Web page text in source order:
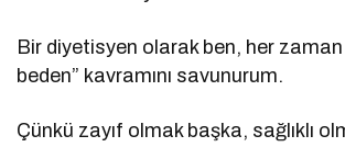
Bir diyetisyen olarak ben, her zaman
beden” kavramını savunurum.
Çünkü zayıf olmak başka, sağlıklı